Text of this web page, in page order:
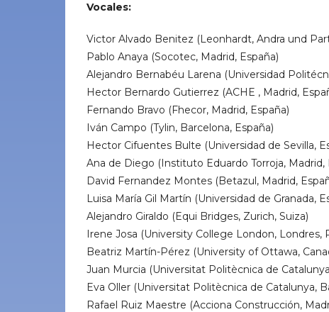
Vocales:
Victor Alvado Benitez (Leonhardt, Andra und
Pablo Anaya (Socotec, Madrid, España)
Alejandro Bernabéu Larena (Universidad
Hector Bernardo Gutierrez (ACHE , Madrid,
Fernando Bravo (Fhecor, Madrid, España)
Iván Campo (Tylin, Barcelona, España)
Hector Cifuentes Bulte (Universidad de Sevilla,
Ana de Diego (Instituto Eduardo Torroja, Madrid,
David Fernandez Montes (Betazul, Madrid,
Luisa María Gil Martín (Universidad de Granada,
Alejandro Giraldo (Equi Bridges, Zurich, Suiza)
Irene Josa (University College London, Londres,
Beatriz Martín-Pérez (University of Ottawa,
Juan Murcia (Universitat Politècnica de
Eva Oller (Universitat Politècnica de Catalunya,
Rafael Ruiz Maestre (Acciona Construcción,